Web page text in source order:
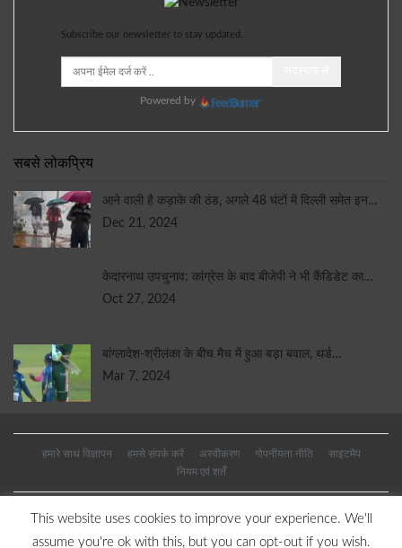
Subscribe our newsletter to stay updated.
Powered by
सबसे लोकप्रिय
आने वाली है कड़ाके की ठंड, अगले 48 घंटों में दिल्ली समेत इन…
Dec 21, 2024
केदारनाथ उपचुनाव: कांग्रेस के बाद बीजेपी ने भी कैंडिडेट का…
Oct 27, 2024
बांग्लादेश-श्रीलंका के बीच मैच में हुआ बड़ा बवाल, थर्ड…
Mar 7, 2024
हमारे साथ विज्ञापन हमसे संपर्क करें अस्वीकरण गोपनीयता नीति
साइटमैप
नियम एवं शर्तें
© 2026 - भारतीय समाचार. सर्वाधिकार सुरक्षित
This website uses cookies to improve your experience. We'll
assume you're ok with this, but you can opt-out if you wish.